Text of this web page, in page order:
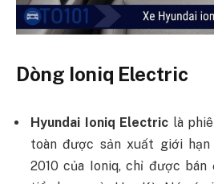
Dòng Ioniq Electric
Hyundai Ioniq Electric là
toàn được sản xuất giới hạn
2010 của Ioniq, chỉ được